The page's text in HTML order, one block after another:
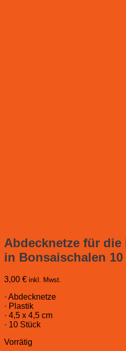
Abdecknetze für die
in Bonsaischalen 10
3,00 € inkl. Mwst.
· Abdecknetze
· Plastik
· 4,5 x 4,5 cm
· 10 Stück
Vorrätig